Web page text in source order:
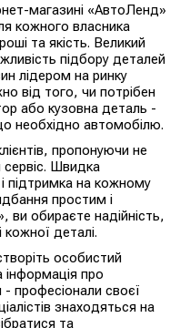
магазині «АвтоЛенд»
кожного власника
та якість. Великий
підбору деталей
лідером на ринку
від того, чи потрібен
або кузовна деталь -
необхідно автомобілю.
пропонуючи не
сервіс. Швидка
підтримка на кожному
простим і
обираєте надійність,
кожної деталі.
особистий
інформація про
професіонали своєї
знаходяться на
та